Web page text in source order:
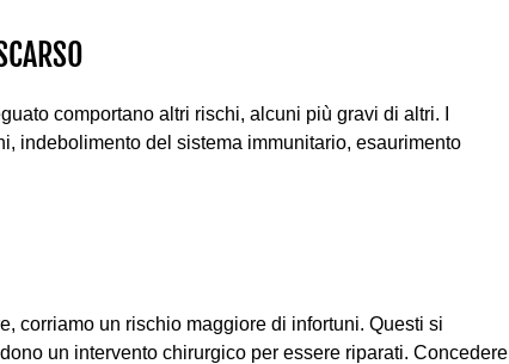
comportano altri rischi, alcuni più gravi di altri. I
indebolimento del sistema immunitario, esaurimento
corriamo un rischio maggiore di infortuni. Questi si
un intervento chirurgico per essere riparati. Concedere